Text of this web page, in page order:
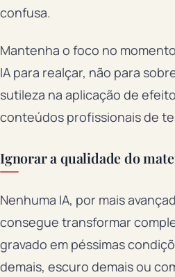
confusa.
Mantenha o foco no
IA para realçar, não para
sutileza na aplicação de
conteúdos profissionais de
Ignorar a qualidade do
Nenhuma IA, por mais
consegue transformar
gravado em péssimas
demais, escuro demais ou